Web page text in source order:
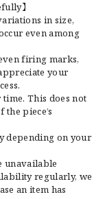
】
in size,
even among
firing marks,
your
This does not
piece’s
depending on your
unavailable
regularly, we
an item has